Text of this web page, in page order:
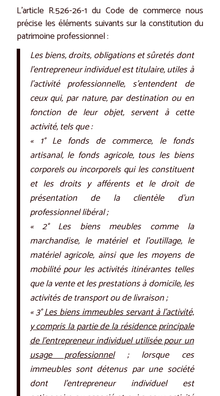
L’article R.526-26-1 du Code de commerce nous
précise les éléments suivants sur la constitution du
patrimoine professionnel :
Les biens, droits, obligations et sûretés dont
l’entrepreneur individuel est titulaire, utiles à
l’activité professionnelle, s’entendent de
ceux qui, par nature, par destination ou en
fonction de leur objet, servent à cette
activité, tels que :
« 1° Le fonds de commerce, le fonds
artisanal, le fonds agricole, tous les biens
corporels ou incorporels qui les constituent
et les droits y afférents et le droit de
présentation de la clientèle d’un
professionnel libéral ;
« 2° Les biens meubles comme la
marchandise, le matériel et l’outillage, le
matériel agricole, ainsi que les moyens de
mobilité pour les activités itinérantes telles
que la vente et les prestations à domicile, les
activités de transport ou de livraison ;
« 3°Les biens immeubles servant à l’activité,
y compris la partie de la résidence principale
de l’entrepreneur individuel utilisée pour un
usage professionnel; lorsque ces
immeubles sont détenus par une société
dont l’entrepreneur individuel est